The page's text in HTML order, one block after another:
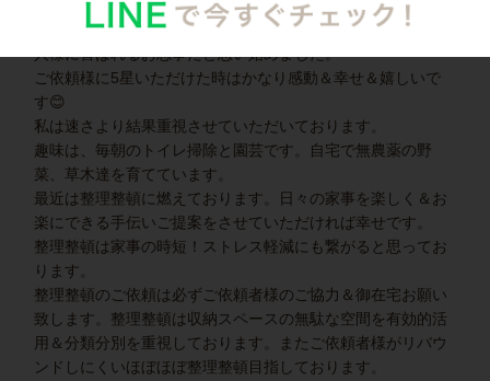
人様に喜ばれるお志事だと思い始めました。
ご依頼様に5星いただけた時はかなり感動＆幸せ＆嬉しいで
す😊
私は速さより結果重視させていただいております。
趣味は、毎朝のトイレ掃除と園芸です。自宅で無農薬の野
菜、草木達を育てています。
最近は整理整頓に燃えております。日々の家事を楽しく＆お
楽にできる手伝いご提案をさせていただければ幸せです。
整理整頓は家事の時短！ストレス軽減にも繋がると思ってお
ります。
整理整頓のご依頼は必ずご依頼者様のご協力＆御在宅お願い
致します。整理整頓は収納スペースの無駄な空間を有効的活
用＆分類分別を重視しております。またご依頼者様がリバウ
ンドしにくいほぼほぼ整理整頓目指しております。